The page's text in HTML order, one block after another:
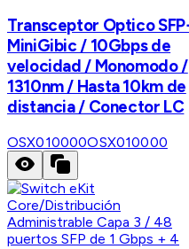
Transceptor Optico
MiniGibic / 10Gbps de
velocidad / Monomodo /
1310nm / Hasta 10km de
distancia / Conector LC
OSX010000OSX010000